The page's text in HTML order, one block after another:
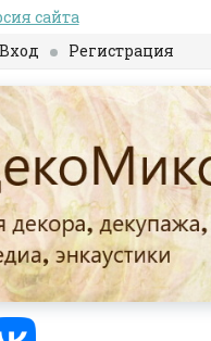
сайта
Вход Регистрация